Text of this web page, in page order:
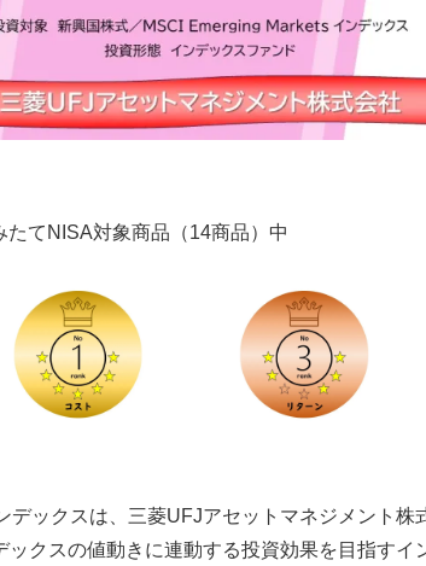
てNISA対象商品（14商品）中
デックスは、三菱UFJアセットマネジメント株
ックスの値動きに連動する投資効果を目指すイ